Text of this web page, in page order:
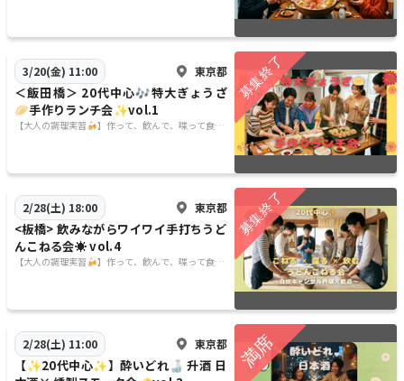
3/20(金) 11:00 東京都
＜飯田橋＞ 20代中心🎶特大ぎょうざ
🥟手作りランチ会✨vol.1
【大人の調理実習🍻】作って、飲んで、喋って食べ
2/28(土) 18:00 東京都
<板橋> 飲みながらワイワイ手打ちうど
んこねる会☀️ vol.4
【大人の調理実習🍻】作って、飲んで、喋って食べ
2/28(土) 11:00 東京都
【✨20代中心✨】酔いどれ🍶 升酒 日